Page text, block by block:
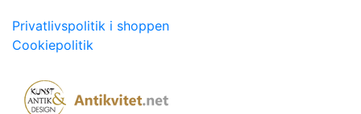
Privatlivspolitik i shoppen
Cookiepolitik